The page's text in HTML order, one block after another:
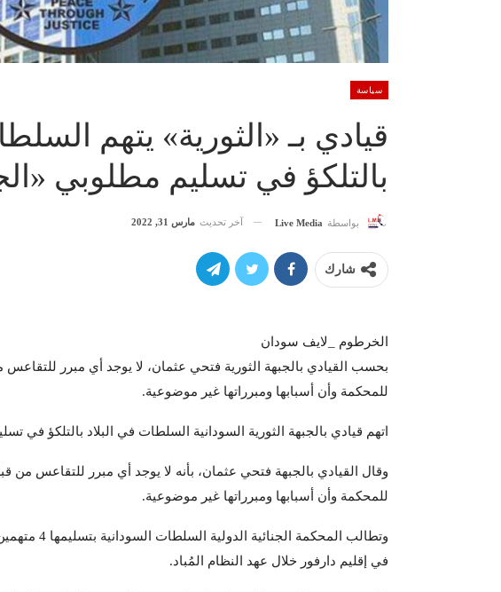
سياسة
قيادي بـ «الثورية» يتهم
بالتلكؤ في تسليم مطلوبي
بواسطة Live Media آخر تحديث مارس 31, 2022
شارك
الخرطوم _لايف سودان
بحسب القيادي بالجبهة الثورية فتحي عثمان، لا يوجد أي مبرر
للمحكمة وأن أسبابها ومبرراتها غير موضوعية.
اتهم قيادي بالجبهة الثورية السودانية السلطات في البلاد بالتلكؤ في
وقال القيادي بالجبهة فتحي عثمان، بأنه لا يوجد أي مبرر للتقاعس من
للمحكمة وأن أسبابها ومبرراتها غير موضوعية.
وتطالب
في إقليم دارفور خلال عهد النظام المُباد.